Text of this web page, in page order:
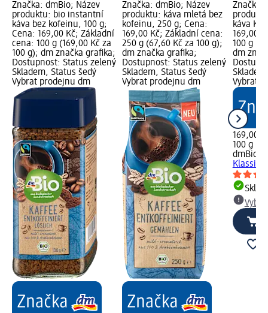
Značka: dmBio; Název
produktu: bio instantní
káva bez kofeinu, 100 g;
Cena: 169,00 Kč; Základní
cena: 100 g (169,00 Kč za
100 g); dm značka grafika;
Dostupnost: Status zelený
Skladem, Status šedý
Vybrat prodejnu dm
Značka: dmBio; Název
produktu: káva mletá bez
kofeinu, 250 g; Cena:
169,00 Kč; Základní cena:
250 g (67,60 Kč za 100 g);
dm značka grafika;
Dostupnost: Status zelený
Skladem, Status šedý
Vybrat prodejnu dm
Značka:
káva
169,00
100 g
dm
Vybrat
169,00
100 g
dmBio
Klassik,